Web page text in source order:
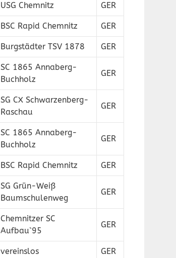
USG Chemnitz GER
BSC Rapid Chemnitz GER
Burgstädter TSV 1878 GER
SC 1865 Annaberg-
Buchholz
GER
SG CX Schwarzenberg-
Raschau
GER
SC 1865 Annaberg-
Buchholz
GER
BSC Rapid Chemnitz GER
SG Grün-Weiß
Baumschulenweg
GER
Chemnitzer SC
Aufbau`95
GER
vereinslos GER